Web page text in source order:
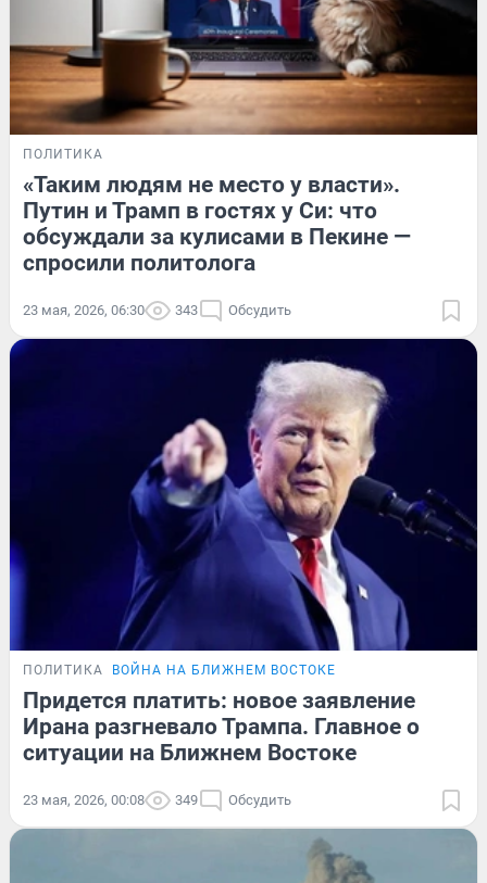
ПОЛИТИКА
«Таким людям не место у власти».
Путин и Трамп в гостях у Си: что
обсуждали за кулисами в Пекине —
спросили политолога
23 мая, 2026, 06:30 343 Обсудить
ПОЛИТИКА ВОЙНА НА БЛИЖНЕМ ВОСТОКЕ
Придется платить: новое заявление
Ирана разгневало Трампа. Главное о
ситуации на Ближнем Востоке
23 мая, 2026, 00:08 349 Обсудить